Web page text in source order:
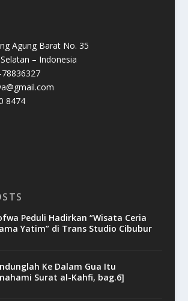
Agung Barat No. 35
– Indonesia
8474
Peduli Hadirkan “Wisata Ceria
Yatim” di Trans Studio Cibubur
Ke Dalam Gua Itu
Surat al-Kahfi, bag.6]